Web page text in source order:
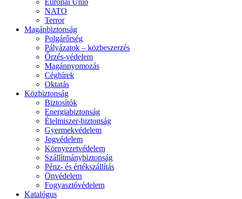
Európai Unió
NATO
Terror
Magánbiztonság
Polgárőrség
Pályázatok – közbeszerzés
Őrzés-védelem
Magánnyomozás
Céghírek
Oktatás
Közbiztonság
Biztosítók
Energiabiztonság
Élelmiszer-biztonság
Gyermekvédelem
Jogvédelem
Környezetvédelem
Szállítmánybiztonság
Pénz- és értékszállítás
Önvédelem
Fogyasztóvédelem
Katalógus